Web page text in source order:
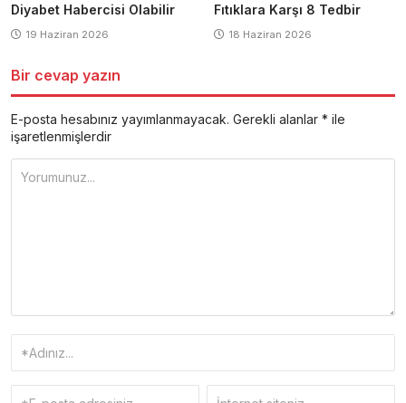
Diyabet Habercisi Olabilir
19 Haziran 2026
Fıtıklara Karşı 8 Tedbir
18 Haziran 2026
Bir cevap yazın
E-posta hesabınız yayımlanmayacak. Gerekli alanlar * ile
işaretlenmişlerdir